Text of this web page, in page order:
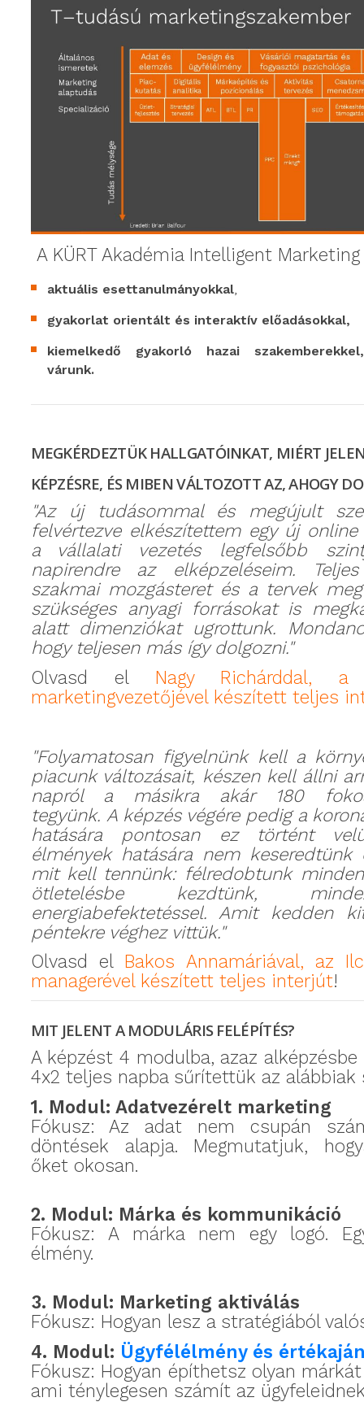
A KÜRT Akadémia Intelligent
aktuális esettanulmányokkal,
gyakorlat orientált és interaktív előadásokkal,
kiemelkedő gyakorló hazai
várunk.
MEGKÉRDEZTÜK HALLGATÓINKAT, MIÉRT
KÉPZÉSRE, ÉS MIBEN VÁLTOZOTT AZ, AHOGY
"Az új tudásommal és megújult
felvértezve elkészítettem egy új
a vállalati vezetés legfelsőbb
napirendre az elképzeléseim.
szakmai mozgásteret és a tervek
szükséges anyagi forrásokat is
alatt dimenziókat ugrottunk.
hogy teljesen más így dolgozni."
Olvasd el Nagy Richárddal, a
marketingvezetőjével készített teljes
"Folyamatosan figyelnünk kell a
piacunk változásait, készen kell állni
napról a másikra akár 180
tegyünk. A képzés végére pedig a
hatására pontosan ez történt
élmények hatására nem
mit kell tennünk: félredobtunk
ötletelésbe kezdtünk,
energiabefektetéssel. Amit kedden
péntekre véghez vittük."
Olvasd el Bakos Annamáriával, az
managerével készített teljes interjút!
MIT JELENT A MODULÁRIS FELÉPÍTÉS?
A képzést 4 modulba, azaz
4x2 teljes napba sűrítettük az alábbiak
1. Modul: Adatvezérelt marketing
Fókusz: Az adat nem csupán
döntések alapja. Megmutatjuk,
őket okosan.
2. Modul: Márka és kommunikáció
Fókusz: A márka nem egy logó.
élmény.
3. Modul: Marketing aktiválás
Fókusz: Hogyan lesz a stratégiából
4. Modul: Ügyfélélmény és
Fókusz: Hogyan építhetsz olyan
ami ténylegesen számít az